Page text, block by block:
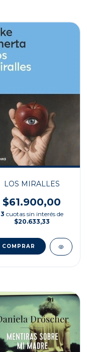
LOS MIRALLES
$61.900,00
3 cuotas sin interés de
$20.633,33